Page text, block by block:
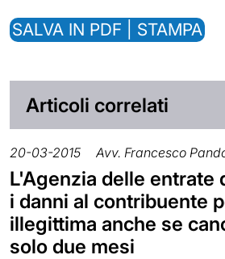
SALVA IN PDF | STAMPA
Articoli correlati
20-03-2015 Avv. Francesco
L'Agenzia delle entrate
i danni al contribuente
illegittima anche se
solo due mesi